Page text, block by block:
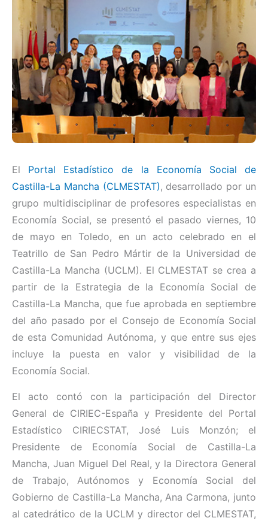
El Portal Estadístico de la Economía Social de
Castilla-La Mancha (CLMESTAT), desarrollado por un
grupo multidisciplinar de profesores especialistas en
Economía Social, se presentó el pasado viernes, 10
de mayo en Toledo, en un acto celebrado en el
Teatrillo de San Pedro Mártir de la Universidad de
Castilla-La Mancha (UCLM). El CLMESTAT se crea a
partir de la Estrategia de la Economía Social de
Castilla-La Mancha, que fue aprobada en septiembre
del año pasado por el Consejo de Economía Social
de esta Comunidad Autónoma, y que entre sus ejes
incluye la puesta en valor y visibilidad de la
Economía Social.
El acto contó con la participación del Director
General de CIRIEC-España y Presidente del Portal
Estadístico CIRIECSTAT, José Luis Monzón; el
Presidente de Economía Social de Castilla-La
Mancha, Juan Miguel Del Real, y la Directora General
de Trabajo, Autónomos y Economía Social del
Gobierno de Castilla-La Mancha, Ana Carmona, junto
al catedrático de la UCLM y director del CLMESTAT,